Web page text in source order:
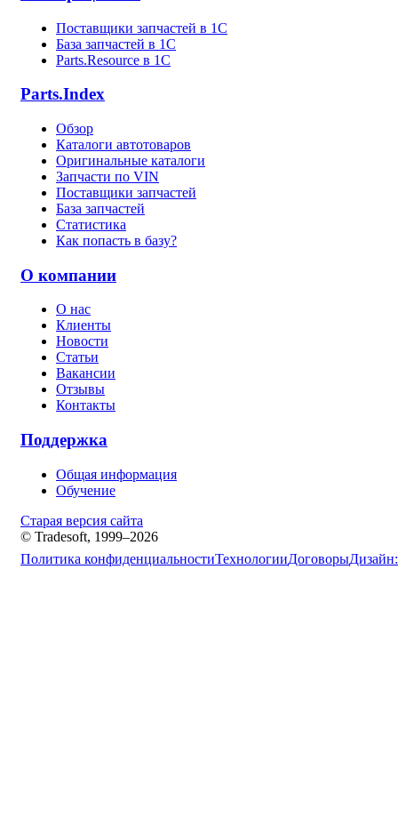
Поставщики запчастей в 1C
База запчастей в 1С
Parts.Resource в 1C
Parts.Index
Обзор
Каталоги автотоваров
Оригинальные каталоги
Запчасти по VIN
Поставщики запчастей
База запчастей
Статистика
Как попасть в базу?
О компании
О нас
Клиенты
Новости
Статьи
Вакансии
Отзывы
Контакты
Поддержка
Общая информация
Обучение
Старая версия сайта
© Tradesoft, 1999–2026
Политика конфиденциальностиТехнологииДоговорыДизайн: